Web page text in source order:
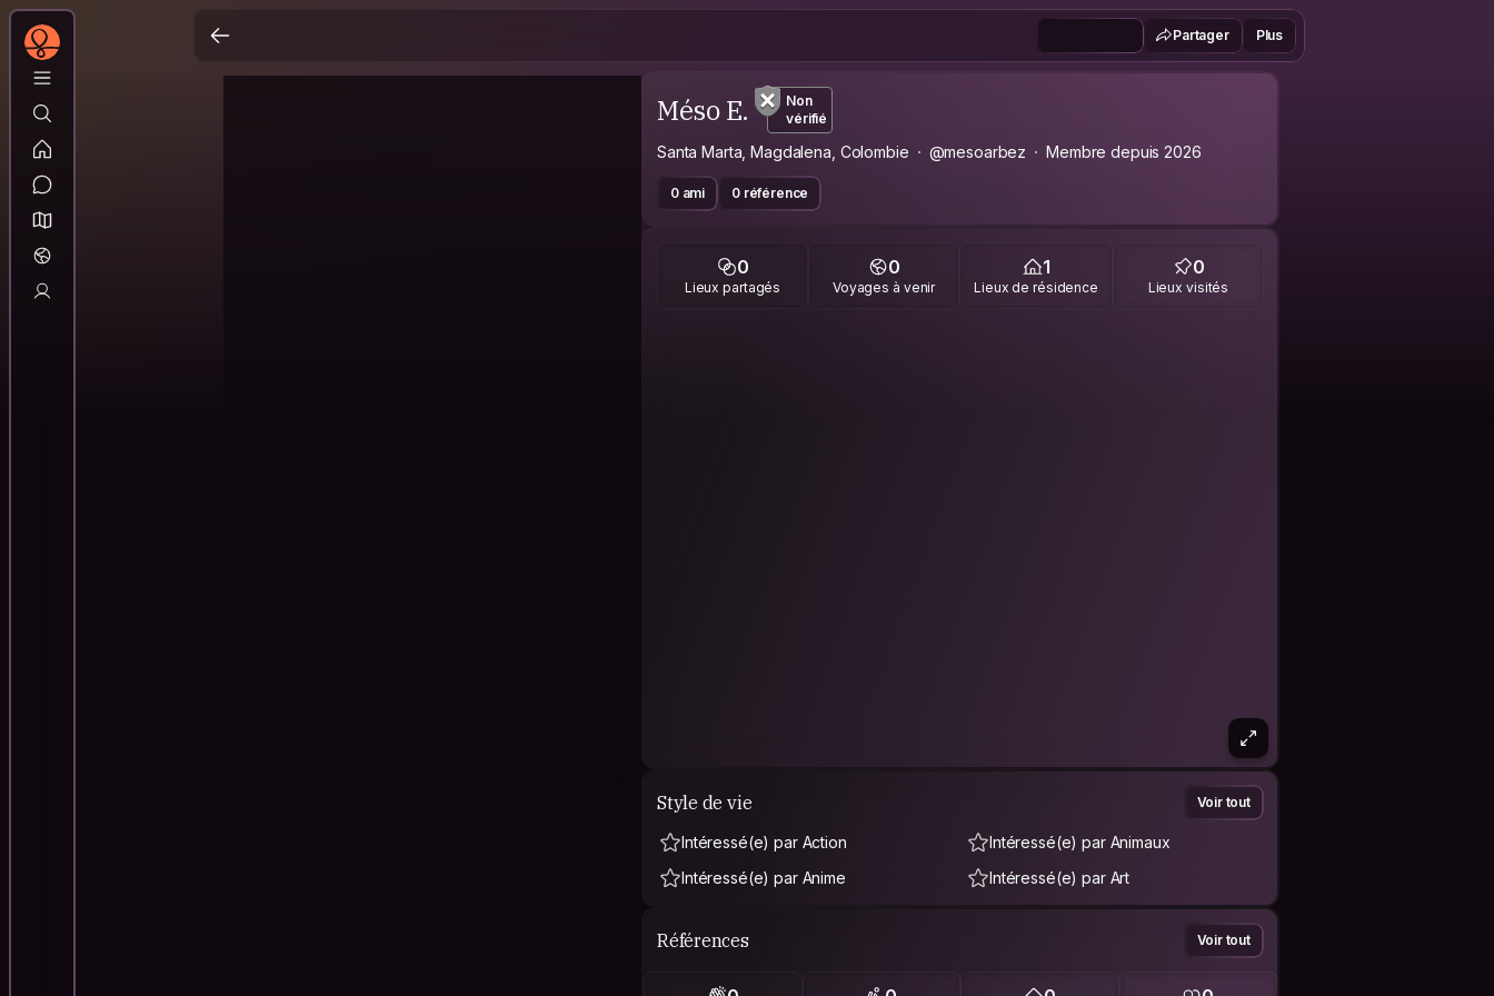
Partager Plus
Méso E.
Non
vérifié
Santa Marta, Magdalena, Colombie @mesoarbez Membre depuis 2026
0 ami 0 référence
0
Lieux partagés
0
Voyages à venir
1
Lieux de résidence
0
Lieux visités
Style de vie Voir tout
Intéressé(e) par Action
Intéressé(e) par Animaux
Intéressé(e) par Anime
Intéressé(e) par Art
Références Voir tout